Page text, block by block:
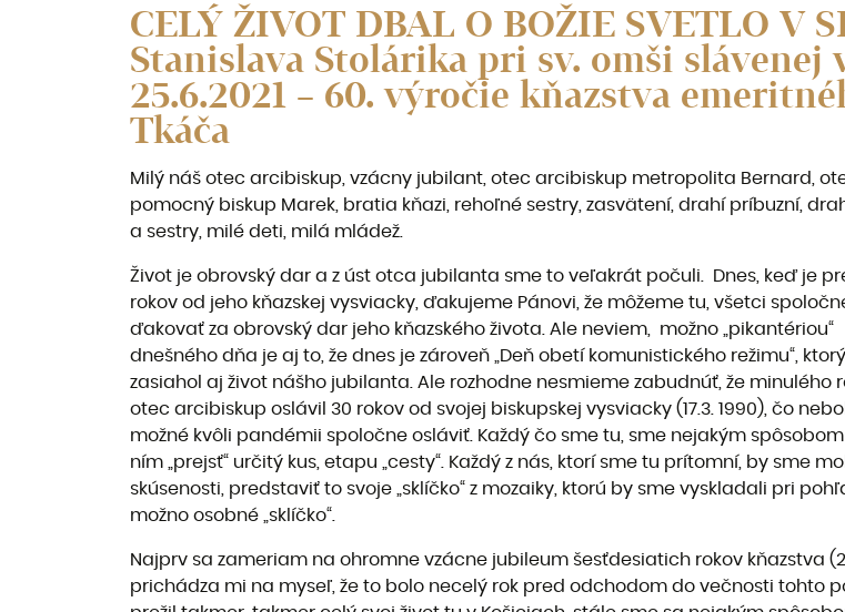
CELÝ ŽIVOT DBAL O BOŽIE SVETLO V
Stanislava Stolárika pri sv. omši slávenej
25.6.2021 – 60. výročie kňazstva
Tkáča
Milý náš otec arcibiskup, vzácny jubilant, otec arcibiskup metropolita Bernard,
pomocný biskup Marek, bratia kňazi, rehoľné sestry, zasvätení, drahí príbuzní,
a sestry, milé deti, milá mládež.
Život je obrovský dar a z úst otca jubilanta sme to veľakrát počuli. Dnes, keď je
rokov od jeho kňazskej vysviacky, ďakujeme Pánovi, že môžeme tu, všetci
ďakovať za obrovský dar jeho kňazského života. Ale neviem, možno „pikantériou“
dnešného dňa je aj to, že dnes je zároveň „Deň obetí komunistického režimu“, ktorý
zasiahol aj život nášho jubilanta. Ale rozhodne nesmieme zabudnúť, že minulého
otec arcibiskup oslávil 30 rokov od svojej biskupskej vysviacky (17.3. 1990), čo
možné kvôli pandémii spoločne osláviť. Každý čo sme tu, sme nejakým
ním „prejsť“ určitý kus, etapu „cesty“. Každý z nás, ktorí sme tu prítomní, by sme
skúsenosti, predstaviť to svoje „sklíčko“ z mozaiky, ktorú by sme vyskladali pri
možno osobné „sklíčko“.
Najprv sa zameriam na ohromne vzácne jubileum šesťdesiatich rokov kňazstva
prichádza mi na myseľ, že to bolo necelý rok pred odchodom do večnosti tohto